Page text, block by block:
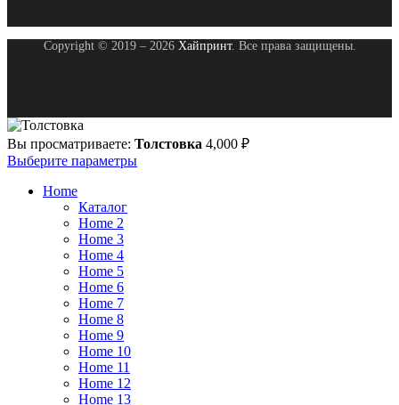
Copyright © 2019 – 2026 Хайпринт. Все права защищены.
Вы просматриваете: Толстовка 4,000 ₽
Выберите параметры
Home
Каталог
Home 2
Home 3
Home 4
Home 5
Home 6
Home 7
Home 8
Home 9
Home 10
Home 11
Home 12
Home 13